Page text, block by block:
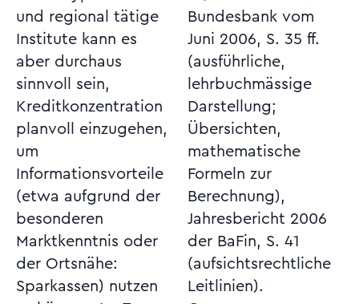
und regional tätige
Institute kann es
aber durchaus
sinnvoll sein,
Kreditkonzentration
planvoll einzugehen,
um
Informationsvorteile
(etwa aufgrund der
besonderen
Marktkenntnis oder
der Ortsnähe:
Sparkassen) nutzen
Bundesbank vom
Juni 2006, S. 35 ff.
(ausführliche,
lehrbuchmässige
Darstellung;
Übersichten,
mathematische
Formeln zur
Berechnung),
Jahresbericht 2006
der BaFin, S. 41
(aufsichtsrechtliche
Leitlinien).